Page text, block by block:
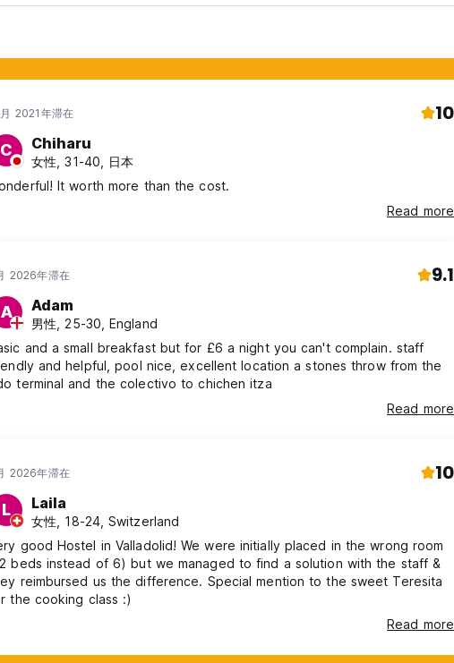
2021年滞在 10
C Chiharu
女性, 31-40, 日本
It worth more than the cost.
Read more
2026年滞在 9.1
A Adam
男性, 25-30, England
and a small breakfast but for £6 a night you can't complain. staff
and helpful, pool nice, excellent location a stones throw from the
terminal and the colectivo to chichen itza
Read more
2026年滞在 10
L Laila
女性, 18-24, Switzerland
Hostel in Valladolid! We were initially placed in the wrong room
beds instead of 6) but we managed to find a solution with the staff &
reimbursed us the difference. Special mention to the sweet Teresita
the cooking class :)
Read more